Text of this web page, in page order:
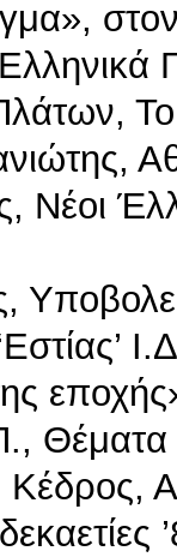
Νέοι
Θέματα
Κέδρος,